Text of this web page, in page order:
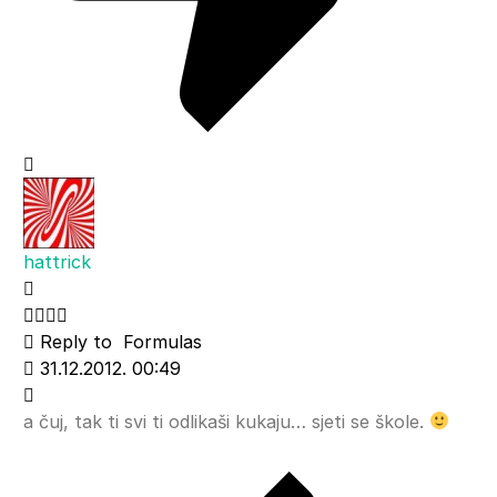
hattrick
Reply to Formulas
31.12.2012. 00:49
a čuj, tak ti svi ti odlikaši kukaju… sjeti se škole.